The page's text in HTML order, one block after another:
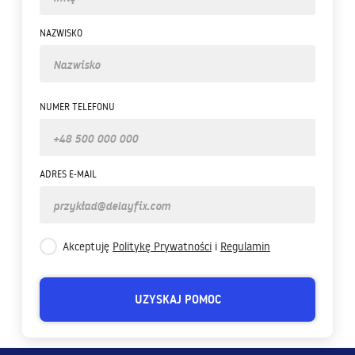
NAZWISKO
NUMER TELEFONU
ADRES E-MAIL
Akceptuję Politykę Prywatności i Regulamin
UZYSKAJ POMOC